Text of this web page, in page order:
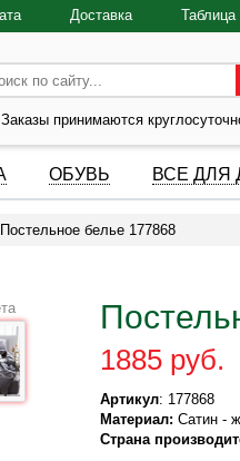
Доставка Таблица
Заказы принимаются
ОБУВЬ ВСЕ ДЛЯ
Постельное белье 177868
1885 руб.
Артикул: 177868
Материал: Сатин -
Страна